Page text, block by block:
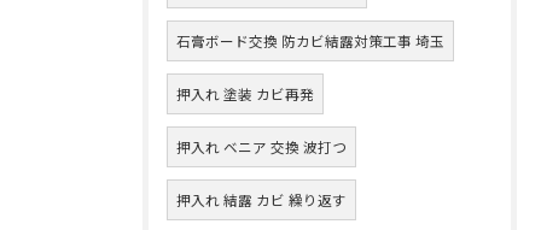
石膏ボード交換 防カビ結露対策工事 埼玉
押入れ 塗装 カビ再発
押入れ ベニア 交換 波打つ
押入れ 結露 カビ 繰り返す